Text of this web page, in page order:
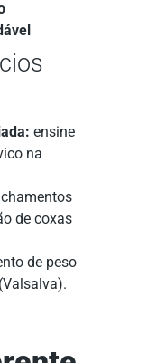
ensine
na
de coxas
de peso